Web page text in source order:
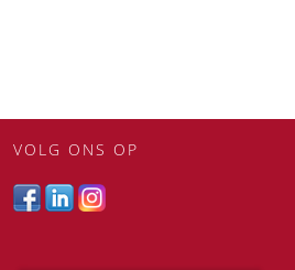
VOLG ONS OP